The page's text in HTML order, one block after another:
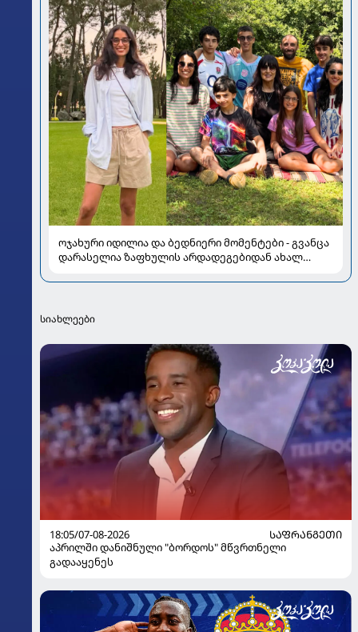
ოჯახური იდილია და ბედნიერი მომენტები - გვანცა
დარასელია ზაფხულის არდადეგებიდან ახალ
სიახლეები
18:05/07-08-2026
ᲡᲐᲤᲠᲐᲜᲒᲔᲗᲘ
აპრილში დანიშნული "ბორდოს" მწვრთნელი
გადააყენეს